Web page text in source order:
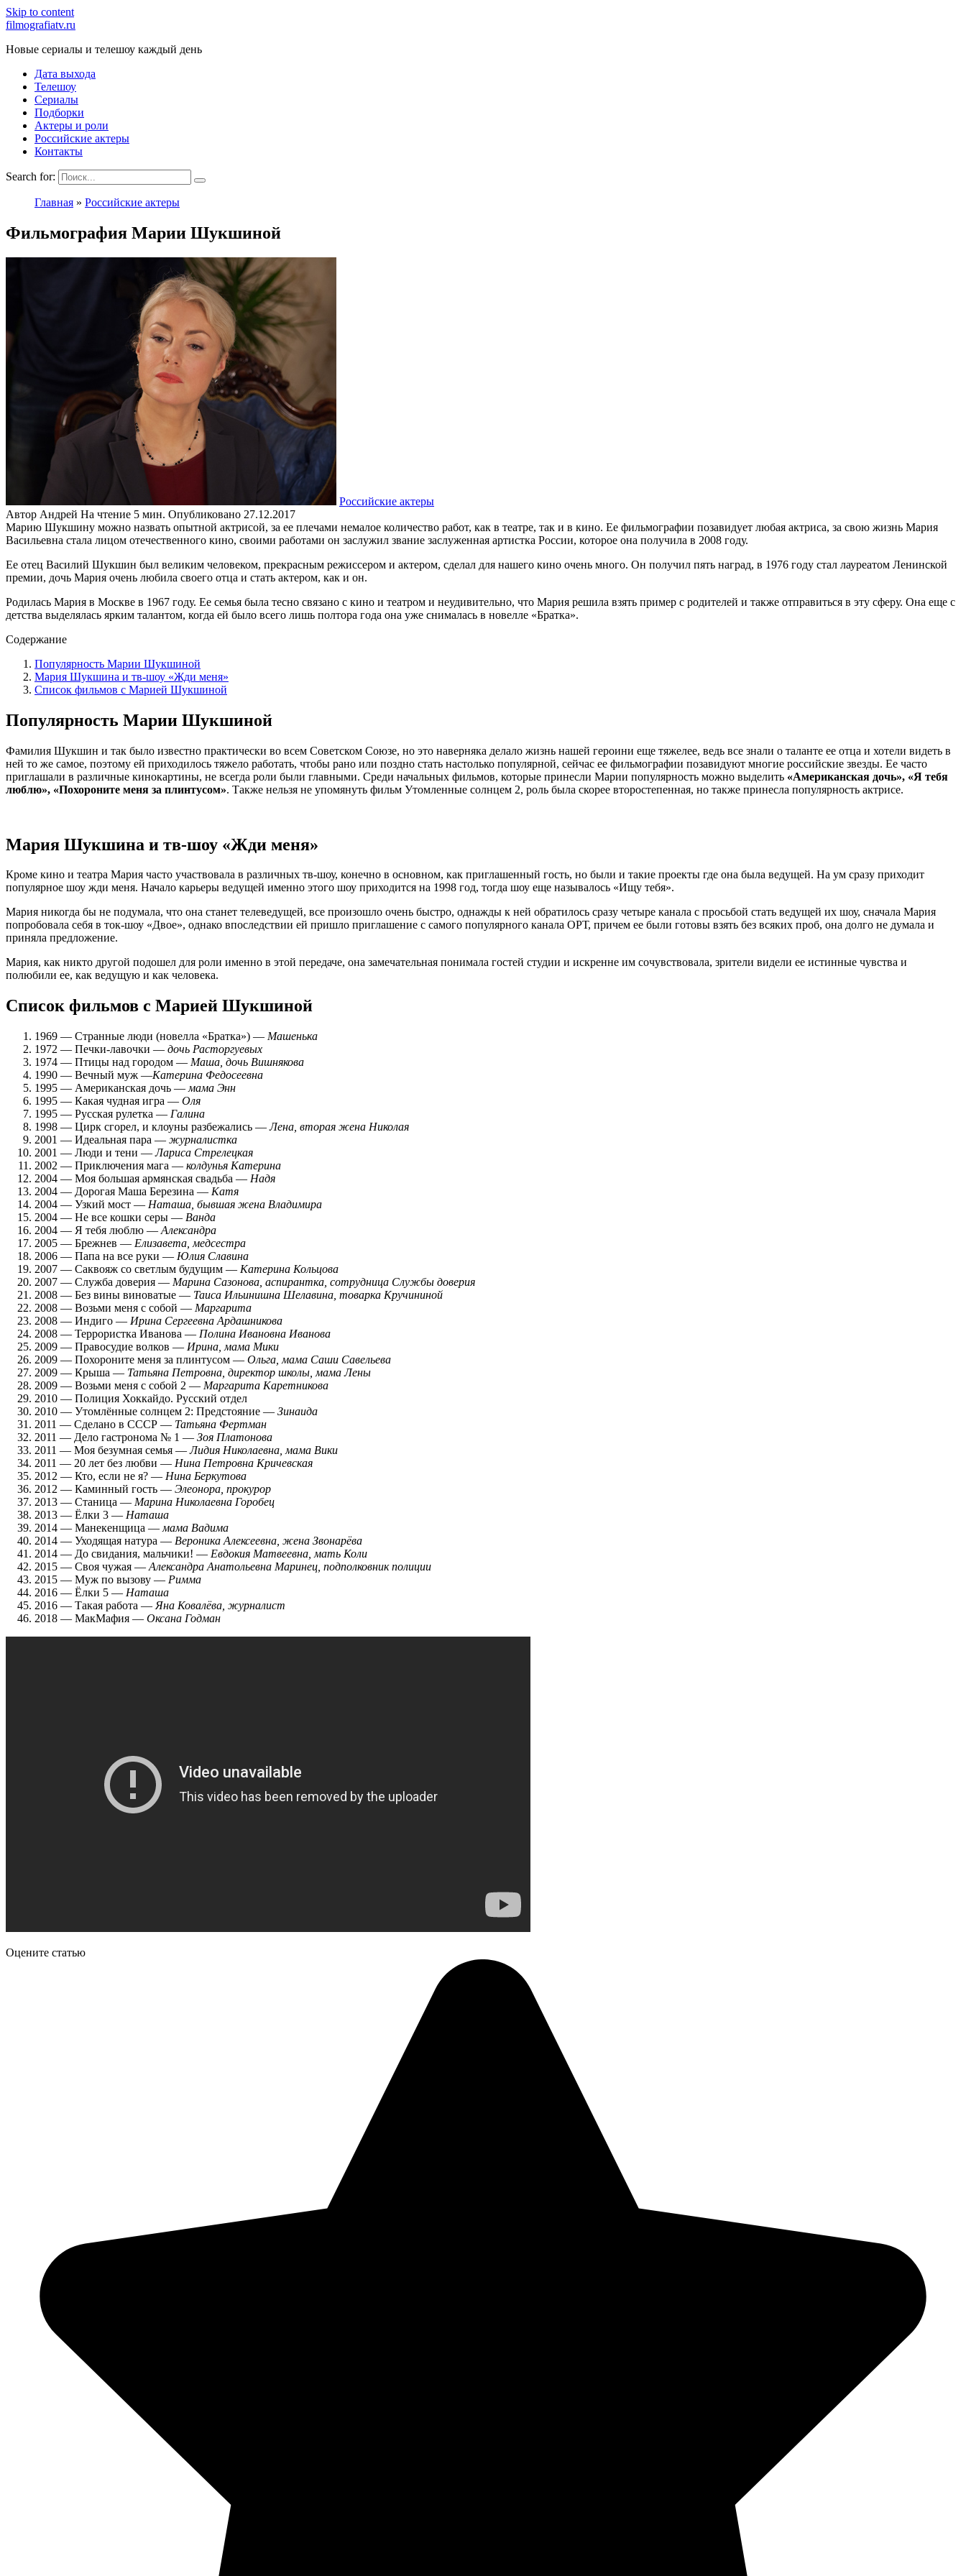
Skip to content
filmografiatv.ru
Новые сериалы и телешоу каждый день
Дата выхода
Телешоу
Сериалы
Подборки
Актеры и роли
Российские актеры
Контакты
Search for:
Главная » Российские актеры
Фильмография Марии Шукшиной
Российские актеры
Автор Андрей На чтение 5 мин. Опубликовано 27.12.2017
Марию Шукшину можно назвать опытной актрисой, за ее плечами немалое количество работ, как в театре, так и в кино. Ее фильмографии позавидует любая актриса, за свою жизнь Мария
Васильевна стала лицом отечественного кино, своими работами он заслужил звание заслуженная артистка России, которое она получила в 2008 году.
Ее отец Василий Шукшин был великим человеком, прекрасным режиссером и актером, сделал для нашего кино очень много. Он получил пять наград, в 1976 году стал лауреатом Ленинской
премии, дочь Мария очень любила своего отца и стать актером, как и он.
Родилась Мария в Москве в 1967 году. Ее семья была тесно связано с кино и театром и неудивительно, что Мария решила взять пример с родителей и также отправиться в эту сферу. Она еще с
детства выделялась ярким талантом, когда ей было всего лишь полтора года она уже снималась в новелле «Братка».
Содержание
Популярность Марии Шукшиной
Мария Шукшина и тв-шоу «Жди меня»
Список фильмов с Марией Шукшиной
Популярность Марии Шукшиной
Фамилия Шукшин и так было известно практически во всем Советском Союзе, но это наверняка делало жизнь нашей героини еще тяжелее, ведь все знали о таланте ее отца и хотели видеть в
ней то же самое, поэтому ей приходилось тяжело работать, чтобы рано или поздно стать настолько популярной, сейчас ее фильмографии позавидуют многие российские звезды. Ее часто
приглашали в различные кинокартины, не всегда роли были главными. Среди начальных фильмов, которые принесли Марии популярность можно выделить «Американская дочь», «Я тебя
люблю», «Похороните меня за плинтусом». Также нельзя не упомянуть фильм Утомленные солнцем 2, роль была скорее второстепенная, но также принесла популярность актрисе.
Мария Шукшина и тв-шоу «Жди меня»
Кроме кино и театра Мария часто участвовала в различных тв-шоу, конечно в основном, как приглашенный гость, но были и такие проекты где она была ведущей. На ум сразу приходит
популярное шоу жди меня. Начало карьеры ведущей именно этого шоу приходится на 1998 год, тогда шоу еще называлось «Ищу тебя».
Мария никогда бы не подумала, что она станет телеведущей, все произошло очень быстро, однажды к ней обратилось сразу четыре канала с просьбой стать ведущей их шоу, сначала Мария
попробовала себя в ток-шоу «Двое», однако впоследствии ей пришло приглашение с самого популярного канала ОРТ, причем ее были готовы взять без всяких проб, она долго не думала и
приняла предложение.
Мария, как никто другой подошел для роли именно в этой передаче, она замечательная понимала гостей студии и искренне им сочувствовала, зрители видели ее истинные чувства и
полюбили ее, как ведущую и как человека.
Список фильмов с Марией Шукшиной
1969 — Странные люди (новелла «Братка») — Машенька
1972 — Печки-лавочки — дочь Расторгуевых
1974 — Птицы над городом — Маша, дочь Вишнякова
1990 — Вечный муж —Катерина Федосеевна
1995 — Американская дочь — мама Энн
1995 — Какая чудная игра — Оля
1995 — Русская рулетка — Галина
1998 — Цирк сгорел, и клоуны разбежались —Лена, вторая жена Николая
2001 — Идеальная пара — журналистка
2001 — Люди и тени —Лариса Стрелецкая
2002 — Приключения мага — колдунья Катерина
2004 — Моя большая армянская свадьба — Надя
2004 — Дорогая Маша Березина — Катя
2004 — Узкий мост — Наташа, бывшая жена Владимира
2004 — Не все кошки серы — Ванда
2004 — Я тебя люблю — Александра
2005 — Брежнев — Елизавета, медсестра
2006 — Папа на все руки — Юлия Славина
2007 — Саквояж со светлым будущим — Катерина Кольцова
2007 — Служба доверия — Марина Сазонова, аспирантка, сотрудница Службы доверия
2008 — Без вины виноватые — Таиса Ильинишна Шелавина, товарка Кручининой
2008 — Возьми меня с собой — Маргарита
2008 — Индиго — Ирина Сергеевна Ардашникова
2008 — Террористка Иванова — Полина Ивановна Иванова
2009 — Правосудие волков — Ирина, мама Мики
2009 — Похороните меня за плинтусом — Ольга, мама Саши Савельева
2009 — Крыша — Татьяна Петровна, директор школы, мама Лены
2009 — Возьми меня с собой 2 — Маргарита Каретникова
2010 — Полиция Хоккайдо. Русский отдел
2010 — Утомлённые солнцем 2: Предстояние — Зинаида
2011 — Сделано в СССР — Татьяна Фертман
2011 — Дело гастронома № 1 — Зоя Платонова
2011 — Моя безумная семья —Лидия Николаевна, мама Вики
2011 — 20 лет без любви — Нина Петровна Кричевская
2012 — Кто, если не я? — Нина Беркутова
2012 — Каминный гость — Элеонора, прокурор
2013 — Станица — Марина Николаевна Горобец
2013 — Ёлки 3 — Наташа
2014 — Манекенщица — мама Вадима
2014 — Уходящая натура — Вероника Алексеевна, жена Звонарёва
2014 — До свидания, мальчики! — Евдокия Матвеевна, мать Коли
2015 — Своя чужая — Александра Анатольевна Маринец, подполковник полиции
2015 — Муж по вызову — Римма
2016 — Ёлки 5 — Наташа
2016 — Такая работа — Яна Ковалёва, журналист
2018 — МакМафия — Оксана Годман
Оцените статью